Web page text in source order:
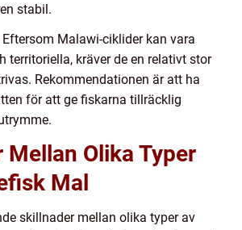
stabil.
Malawi-ciklider kan vara
territoriella, kräver de en relativt stor
Rekommendationen är att ha
för att ge fiskarna tillräcklig
Mellan Olika Typer
Mal
skillnader mellan olika typer av